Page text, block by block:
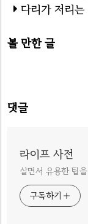
다리가 저리는
볼 만한 글
댓글
라이프 사전
살면서 유용한 팁
구독하기